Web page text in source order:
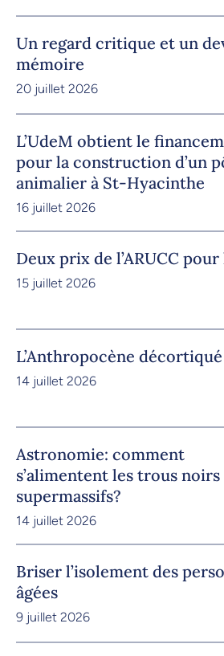
Un regard critique et un
mémoire
20 juillet 2026
L’UdeM obtient le
pour la construction d’un
animalier à St-Hyacinthe
16 juillet 2026
Deux prix de l’ARUCC pour
15 juillet 2026
L’Anthropocène décortiqué
14 juillet 2026
Astronomie: comment
s’alimentent les trous noirs
supermassifs?
14 juillet 2026
Briser l’isolement des
âgées
9 juillet 2026